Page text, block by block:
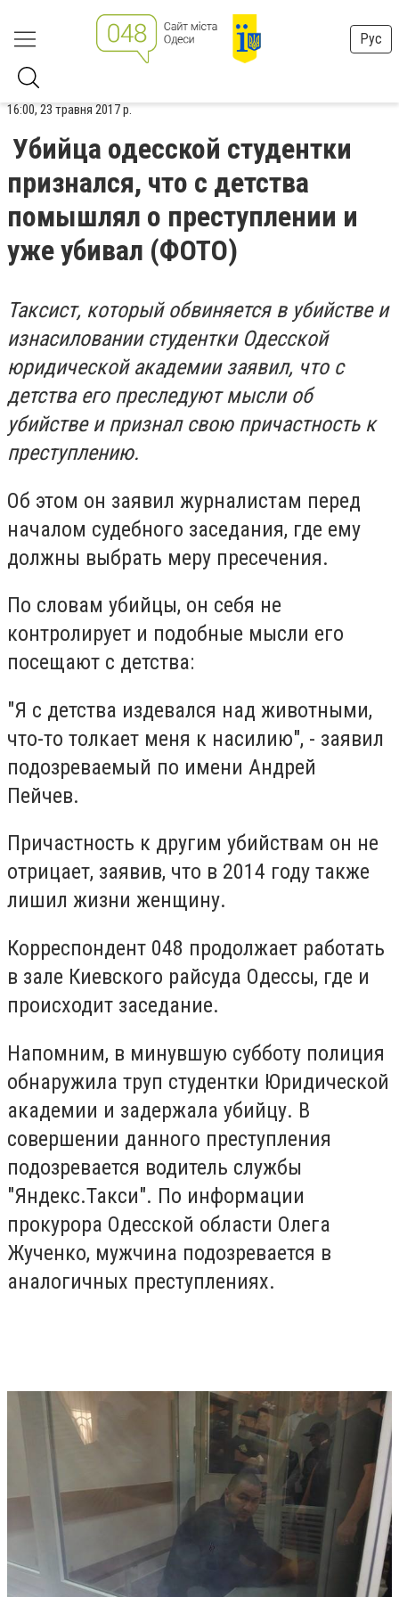
Рус
16:00, 23 травня 2017 р.
Убийца одесской студентки
признался, что с детства
помышлял о преступлении и
уже убивал (ФОТО)
Таксист, который обвиняется в убийстве и
изнасиловании студентки Одесской
юридической академии заявил, что с
детства его преследуют мысли об
убийстве и признал свою причастность к
преступлению.
Об этом он заявил журналистам перед
началом судебного заседания, где ему
должны выбрать меру пресечения.
По словам убийцы, он себя не
контролирует и подобные мысли его
посещают с детства:
"Я с детства издевался над животными,
что-то толкает меня к насилию", - заявил
подозреваемый по имени Андрей
Пейчев.
Причастность к другим убийствам он не
отрицает, заявив, что в 2014 году также
лишил жизни женщину.
Корреспондент 048 продолжает работать
в зале Киевского райсуда Одессы, где и
происходит заседание.
Напомним, в минувшую субботу полиция
обнаружила труп студентки Юридической
академии и задержала убийцу. В
совершении данного преступления
подозревается водитель службы
"Яндекс.Такси". По информации
прокурора Одесской области Олега
Жученко, мужчина подозревается в
аналогичных преступлениях.